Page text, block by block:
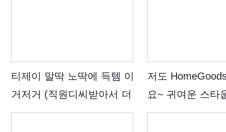
티제이 말딱 노딱에 득템 이
거저거 (직원디씨받아서 더
싸게)
저도
요~ 귀여운 스타
요~